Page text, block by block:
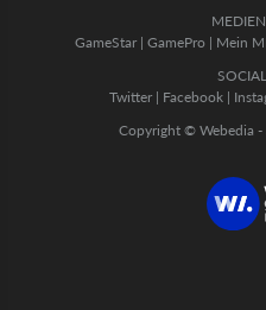
GameStar| GamePro | Mein
Twitter | Facebook |
Copyright © Webedia -